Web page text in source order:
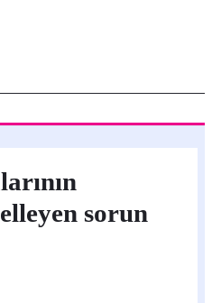
sorun